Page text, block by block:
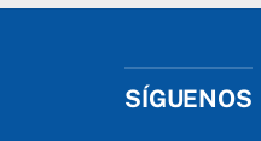
SÍGUENOS